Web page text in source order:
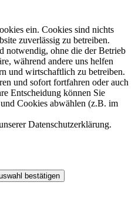
ein. Cookies sind nichts
zuverlässig zu betreiben.
notwendig, ohne die der Betrieb
während andere uns helfen
und wirtschaftlich zu betreiben.
und sofort fortfahren oder auch
Entscheidung können Sie
Cookies abwählen (z.B. im
Datenschutzerklärung.
bestätigen